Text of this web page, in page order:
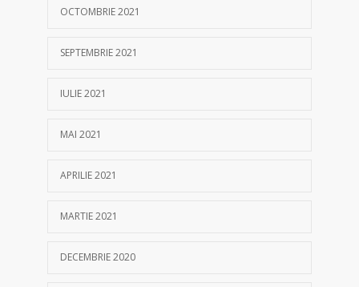
OCTOMBRIE 2021
SEPTEMBRIE 2021
IULIE 2021
MAI 2021
APRILIE 2021
MARTIE 2021
DECEMBRIE 2020